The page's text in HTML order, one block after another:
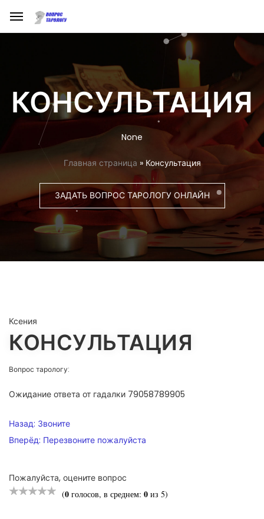
КОНСУЛЬТАЦИЯ
None
Главная страница » Консультация
ЗАДАТЬ ВОПРОС ТАРОЛОГУ ОНЛАЙН
Ксения
КОНСУЛЬТАЦИЯ
Вопрос тарологу:
Ожидание ответа от гадалки 79058789905
НАВИГАЦИЯ
ПО
Назад: Звоните
Вперёд: Перезвоните пожалуйста
Пожалуйста, оцените вопрос
(0 голосов, в среднем: 0 из 5)